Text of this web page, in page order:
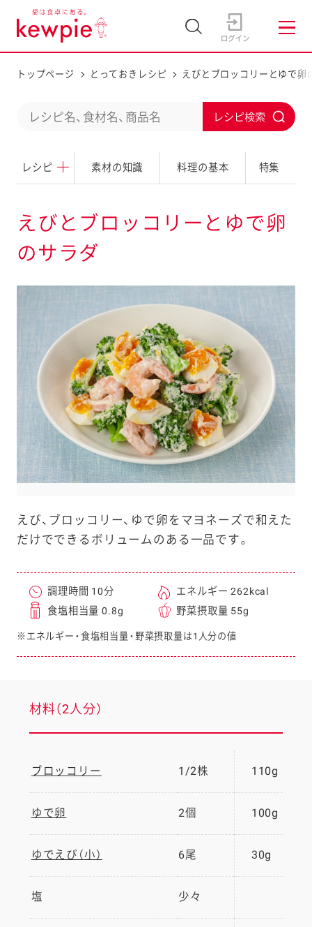
トップページ とっておきレシピ えびとブロッコリーとゆで卵
レシピ 素材の知識 料理の基本 特集
d
c
t
b
t
えびとブロッコリーとゆで卵
のサラダ
えび、ブロッコリー、ゆで卵をマヨネーズで和えた
だけでできるボリュームのある一品です。
調理時間 10分
エネルギー 262kcal
食塩相当量 0.8g
野菜摂取量 55g
※エネルギー・食塩相当量・野菜摂取量は1人分の値
材料（2人分）
ブロッコリー 1/2株 110g
ゆで卵 2個 100g
ゆでえび（小） 6尾 30g
塩 少々